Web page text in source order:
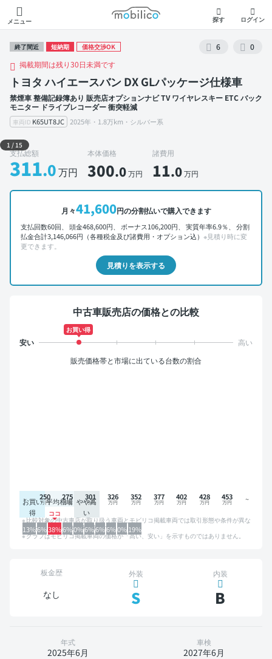
メニュー
モビリコ
探す ログイン
終了間近 短納期 価格交渉OK 6
0
掲載期間は残り30日未満です
トヨタ ハイエースバン DX GLパッケージ仕様車
禁煙車 整備記録簿あり 販売店オプションナビ TV ワイヤレスキー ETC バック
モニター ドライブレコーダー 衝突軽減
車両ID K65UT8JC 2025年・1.8万km・シルバー系
外装 左前
1 /15
支払総額
311.0万円
本体価格
300.0万円
諸費用
11.0万円
月々41,600円の分割払いで購入できます
支払回数60回、 頭金468,600円、 ボーナス106,200円、 実質年率6.9％、 分割
払金合計3,146,066円（各種税金及び諸費用・オプション込） ※見積り時に変
更できます。
見積りを表示する
中古車販売店の価格との比較
お買い得
販売価格帯と市場に出ている台数の割合
お買い
得
平均相場 やや高
い
13%6%38%6%0%6%6%6%0%19%
250 275 301 326 352 377 402 428 453
比較対象の中古車店が取り扱う車両とモビリコ掲載車両では取引形態や条件が異な
るため、グラフは参考情報です。
グラフはモビリコ掲載車両の価格が「高い、安い」を示すものではありません。
板金歴
なし
外装
S
内装
B
年式
2025年6月
車検
2027年6月